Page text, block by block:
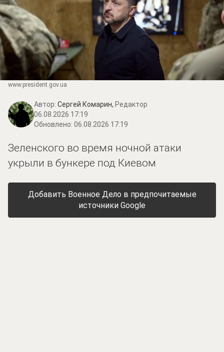
www.prеsidеnt.gоv.uа
Автор: Сергей Комарин, Редактор
06.08.2026 17:19
Обновлено: 06.08.2026 17:19
Зеленского во время ночной атаки
укрыли в бункере под Киевом
Добавить Военное Дело в предпочитаемые
источники Google